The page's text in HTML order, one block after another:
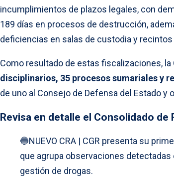
incumplimientos de plazos legales, con
189 días en procesos de destrucción,
deficiencias en salas de custodia y recintos
Como resultado de estas fiscalizaciones, la
disciplinarios, 35 procesos sumariales y
de uno al Consejo de Defensa del Estado y
Revisa en detalle el Consolidado de
🔵NUEVO CRA | CGR presenta su
que agrupa observaciones
gestión de drogas.